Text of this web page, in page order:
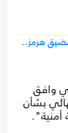
مضيق هرمز..
وافق
بشأن
أمنية".